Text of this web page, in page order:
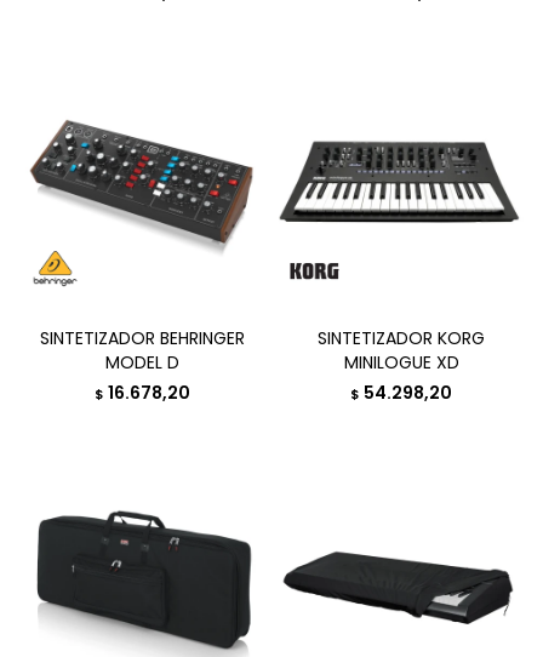
SINTETIZADOR BEHRINGER
MODEL D
$ 16.678,20
SINTETIZADOR KORG
MINILOGUE XD
$ 54.298,20